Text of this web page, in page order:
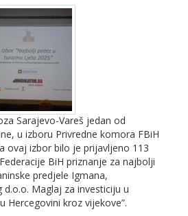
Sarajevo-Vareš jedan od
u izboru Privredne komora FBiH
ovaj izbor bilo je prijavljeno 113
BiH priznanje za najbolji
predjele Igmana,
Maglaj za investiciju u
Hercegovini kroz vijekove”.